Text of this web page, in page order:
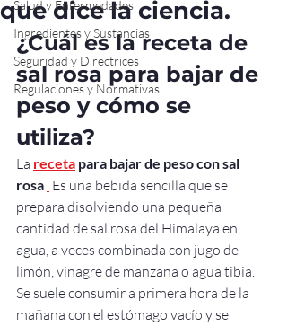
Salud y Enfermedades
Ingredientes y Sustancias
Seguridad y Directrices
Regulaciones y Normativas
que dice la ciencia.
¿Cuál es la receta de
sal rosa para bajar de
peso y cómo se
utiliza?
La receta para bajar de peso con sal
rosa Es una bebida sencilla que se
prepara disolviendo una pequeña
cantidad de sal rosa del Himalaya en
agua, a veces combinada con jugo de
limón, vinagre de manzana o agua tibia.
Se suele consumir a primera hora de la
mañana con el estómago vacío y se